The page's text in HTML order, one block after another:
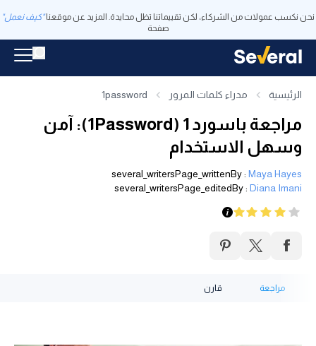
نحن نكسب عمولات من الشركاء، لكن تقييماتنا تظل محايدة. المزيد عن موقعنا "كيف نعمل"
صفحة
الرئيسية مدراء كلمات المرور 1password
مراجعة باسورد 1 (1Password): آمن
وسهل الاستخدام
several_writersPage_writtenBy: Maya Hayes
several_writersPage_editedBy: Diana Imani
مراجعة قارن